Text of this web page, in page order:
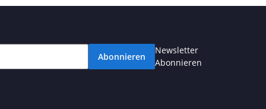
Abonnieren
Newsletter
Abonnieren